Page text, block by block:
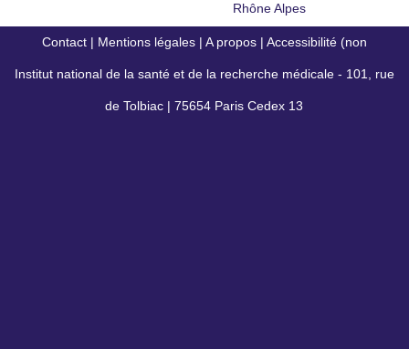
Rhône Alpes
Contact | Mentions légales | A propos | Accessibilité (non
conforme)
Institut national de la santé et de la recherche médicale - 101, rue
de Tolbiac | 75654 Paris Cedex 13